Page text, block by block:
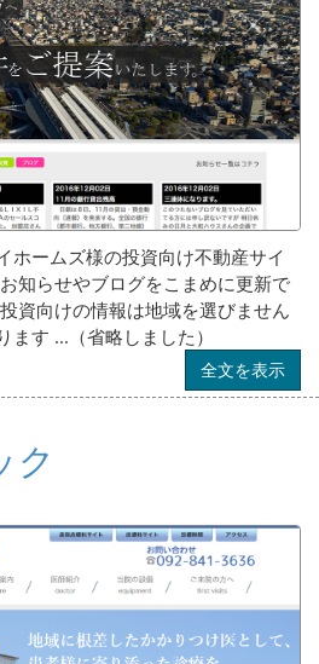
ホームズ様の投資向け不動産サイ
知らせやブログをこまめに更新で
資向けの情報は地域を選びません
す ...（省略しました）
全文を表示
ク